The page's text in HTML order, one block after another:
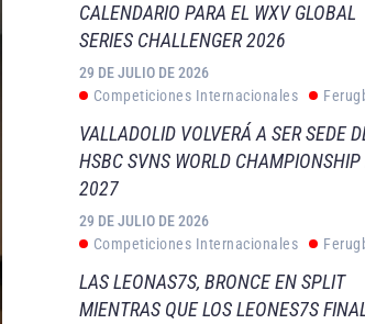
CALENDARIO PARA EL WXV GLOBAL
SERIES CHALLENGER 2026
29 DE JULIO DE 2026
Competiciones Internacionales
VALLADOLID VOLVERÁ A SER SEDE
HSBC SVNS WORLD CHAMPIONSHIP
2027
29 DE JULIO DE 2026
Competiciones Internacionales
LAS LEONAS7S, BRONCE EN SPLIT
MIENTRAS QUE LOS LEONES7S